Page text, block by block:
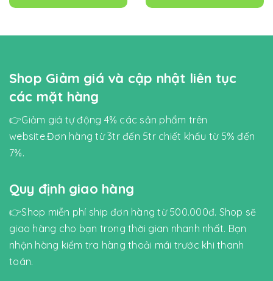
Shop Giảm giá và cập nhật liên tục
các mặt hàng
👉Giảm giá tự động 4% các sản phẩm trên
website.Đơn hàng từ 3tr đến 5tr chiết khấu từ 5% đến
7%.
Quy định giao hàng
👉Shop miễn phí ship đơn hàng từ 500.000đ. Shop sẽ
giao hàng cho bạn trong thời gian nhanh nhất. Bạn
nhận hàng kiểm tra hàng thoải mái trước khi thanh
toán.